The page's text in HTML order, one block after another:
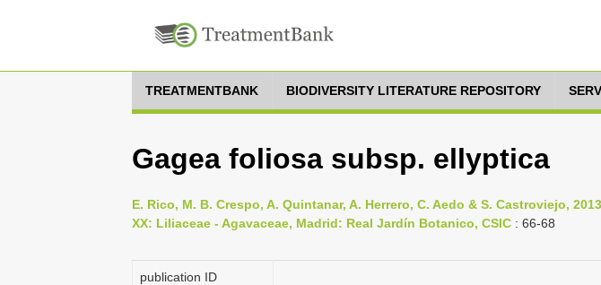
TREATMENTBANK BIODIVERSITY LITERATURE REPOSITORY
Gagea foliosa subsp. ellyptica
E. Rico, M. B. Crespo, A. Quintanar, A. Herrero, C. Aedo & S. Castroviejo,
XX: Liliaceae - Agavaceae, Madrid: Real Jardín Botanico, CSIC : 66-68
publication ID